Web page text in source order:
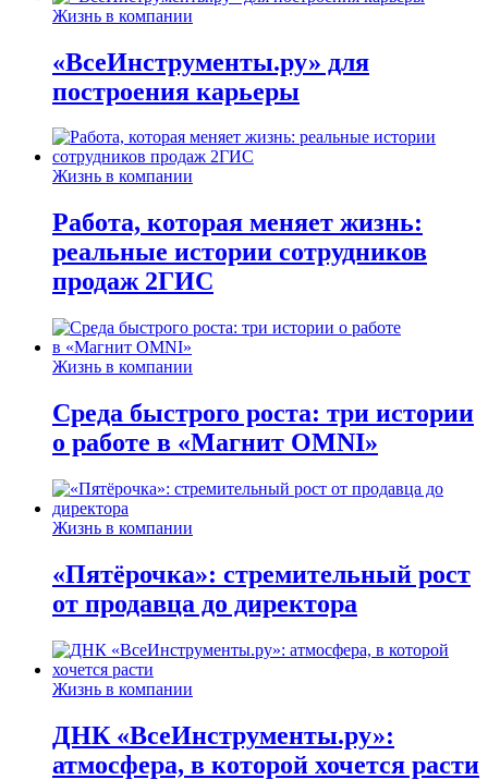
Жизнь в компании
«ВсеИнструменты.ру» для
построения карьеры
Жизнь в компании
Работа, которая меняет жизнь:
реальные истории сотрудников
продаж 2ГИС
Жизнь в компании
Среда быстрого роста: три истории
о работе в «Магнит OMNI»
Жизнь в компании
«Пятёрочка»: стремительный рост
от продавца до директора
Жизнь в компании
ДНК «ВсеИнструменты.ру»:
атмосфера, в которой хочется расти